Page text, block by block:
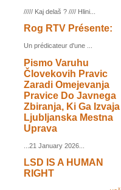
///// Kaj delaš ? //// Hlini...
Rog RTV Présente:
Un prédicateur d'une ...
Pismo Varuhu
Človekovih Pravic
Zaradi Omejevanja
Pravice Do Javnega
Zbiranja, Ki Ga Izvaja
Ljubljanska Mestna
Uprava
...21 January 2026...
LSD IS A HUMAN
RIGHT